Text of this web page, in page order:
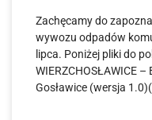
Zachęcamy do
wywozu odpadów
lipca. Poniżej pliki do
WIERZCHOSŁAWICE
Gosławice (wersja